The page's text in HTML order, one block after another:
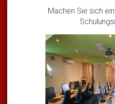
Machen Sie sich